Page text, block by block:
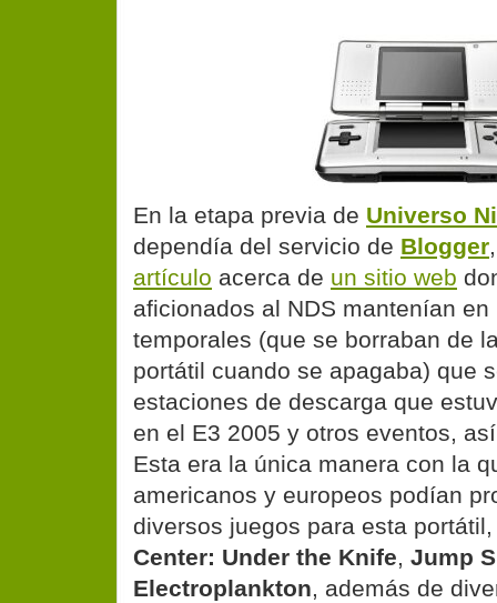
En la etapa previa de Universo
dependía del servicio de Blogger
artículo acerca de un sitio web
aficionados al NDS mantenían
temporales (que se borraban de
portátil cuando se apagaba) que
estaciones de descarga que
en el E3 2005 y otros eventos,
Esta era la única manera con la
americanos y europeos podían
diversos juegos para esta
Center: Under the Knife, Jump
Electroplankton, además de